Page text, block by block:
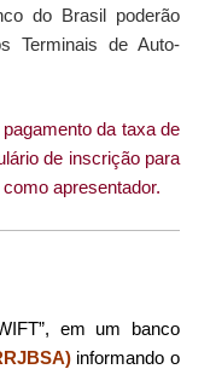
do Brasil poderão
Terminais de Auto-
da taxa de
de inscrição para
apresentador.
em um banco
)informando o